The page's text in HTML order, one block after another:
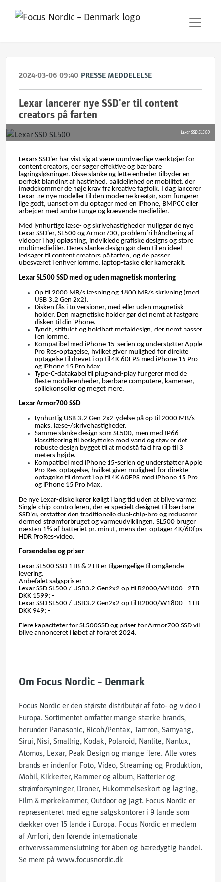
2024-03-06 09:40 PRESSE MEDDELELSE
Lexar lancerer nye SSD'er til content
creators på farten
Lexar SSD SL500
Lexars SSD'er har vist sig at være uundværlige værktøjer for
content creators, der søger effektive og bærbare
lagringsløsninger. Disse slanke og lette enheder tilbyder en
perfekt blanding af hastighed, pålidelighed og mobilitet, der
imødekommer de høje krav fra kreative fagfolk. I dag lancerer
Lexar tre nye modeller til den moderne kreatør, som fungerer
lige godt, uanset om du optager med en iPhone, BMPCC eller
arbejder med andre tunge og krævende mediefiler.
Med lynhurtige læse- og skrivehastigheder muliggør de nye
Lexar SSD'er, SL500 og Armor700, problemfri håndtering af
videoer i høj opløsning, indviklede grafiske designs og store
multimediefiler. Deres slanke design gør dem til en ideel
ledsager til content creators på farten, og de passer
ubesværet i enhver lomme, laptop-taske eller kamerakit.
Lexar SL500 SSD med og uden magnetisk montering
Op til 2000 MB/s læsning og 1800 MB/s skrivning (med
USB 3.2 Gen 2x2).
Disken fås i to versioner, med eller uden magnetisk
holder. Den magnetiske holder gør det nemt at fastgøre
disken til din iPhone.
Tyndt, stilfuldt og holdbart metaldesign, der nemt passer
i en lomme.
Kompatibel med iPhone 15-serien og understøtter Apple
Pro Res-optagelse, hvilket giver mulighed for direkte
optagelse til drevet i op til 4K 60FPS med iPhone 15 Pro
og iPhone 15 Pro Max.
Type-C-datakabel til plug-and-play fungerer med de
fleste mobile enheder, bærbare computere, kameraer,
spillekonsoller og meget mere.
Lexar Armor700 SSD
Lynhurtig USB 3.2 Gen 2x2-ydelse på op til 2000 MB/s
maks. læse-/skrivehastigheder.
Samme slanke design som SL500, men med IP66-
klassificering til beskyttelse mod vand og støv er det
robuste design bygget til at modstå fald fra op til 3
meters højde.
Kompatibel med iPhone 15-serien og understøtter Apple
Pro Res-optagelse, hvilket giver mulighed for direkte
optagelse til drevet i op til 4K 60FPS med iPhone 15 Pro
og iPhone 15 Pro Max.
De nye Lexar-diske kører køligt i lang tid uden at blive varme:
Single-chip-controlleren, der er specielt designet til bærbare
SSD'er, erstatter den traditionelle dual-chip-bro og reducerer
dermed strømforbruget og varmeudviklingen. SL500 bruger
næsten 1% af batteriet pr. minut, mens den optager 4K/60fps
HDR ProRes-video.
Forsendelse og priser
Lexar SL500 SSD 1TB & 2TB er tilgængelige til omgående
levering.
Anbefalet salgspris er
Lexar SSD SL500 / USB3.2 Gen2x2 op til R2000/W1800 - 2TB
DKK 1599; -
Lexar SSD SL500 / USB3.2 Gen2x2 op til R2000/W1800 - 1TB
DKK 949; -
Flere kapaciteter for SL500SSD og priser for Armor700 SSD vil
blive annonceret i løbet af foråret 2024.
Om Focus Nordic – Denmark
Focus Nordic er den største distributør af foto- og video i
Europa. Sortimentet omfatter mange stærke brands,
herunder Panasonic, Ricoh/Pentax, Tamron, Samyang,
Sirui, Nisi, Smallrig, Kodak, Polaroid, Nanlite, Nanlux,
Atomos, Lexar, Peak Design og mange flere. Alle vores
brands er indenfor Foto, Video, Streaming og Produktion,
Mobil, Kikkerter, Rammer og album, Batterier og
strømforsyninger, Droner, Hukommelseskort og lagring,
Film & mørkekammer, Outdoor og jagt. Focus Nordic er
repræsenteret med egne salgskontorer i 9 lande som
dækker over 15 lande i Europa. Focus Nordic er medlem
af Amfori, den førende internationale
erhvervssammenslutning for åben og bæredygtig handel.
Se mere på www.focusnordic.dk